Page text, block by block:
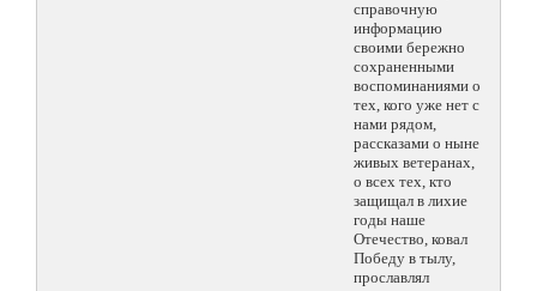
справочную
информацию
своими бережно
сохраненными
воспоминаниями о
тех, кого уже нет с
нами рядом,
рассказами о ныне
живых ветеранах,
о всех тех, кто
защищал в лихие
годы наше
Отечество, ковал
Победу в тылу,
прославлял